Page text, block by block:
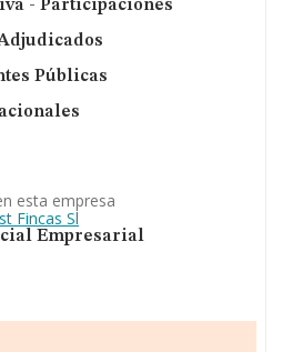
- Participaciones
Públicas
esta empresa
Fincas Sl
Empresarial